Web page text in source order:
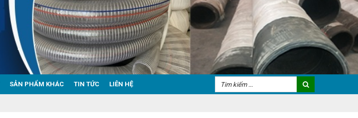
SẢN PHẨM KHÁC TIN TỨC LIÊN HỆ